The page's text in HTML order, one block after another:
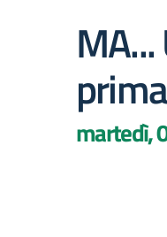
MA...
martedì,